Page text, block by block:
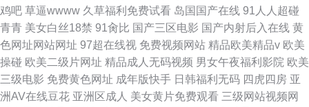
鸡吧 草逼wwww 久草福利免费试看 岛国国产在线 91人人超碰
青青 美女白丝18禁 91肏比 国产三区电影 国产内射后入在线 黄
色网址网站网址 97超在线视 免费视频网站 精品欧美精品v 欧美
操碰 欧美二级片网址 精品成人无码视频 男女午夜福利影院 欧美
三级电影 免费黄色网址 成年版快手 日韩福利无码 四虎四房 亚
洲AV在线豆花 亚洲区成人 美女黄片免费观看 三级网站视频网